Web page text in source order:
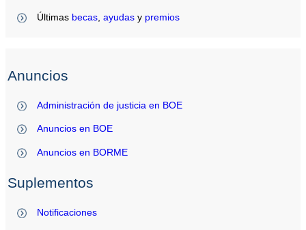
Últimas becas ,ayudas y premios
Anuncios
Administración de justicia en BOE
Anuncios en BOE
Anuncios en BORME
Suplementos
Notificaciones